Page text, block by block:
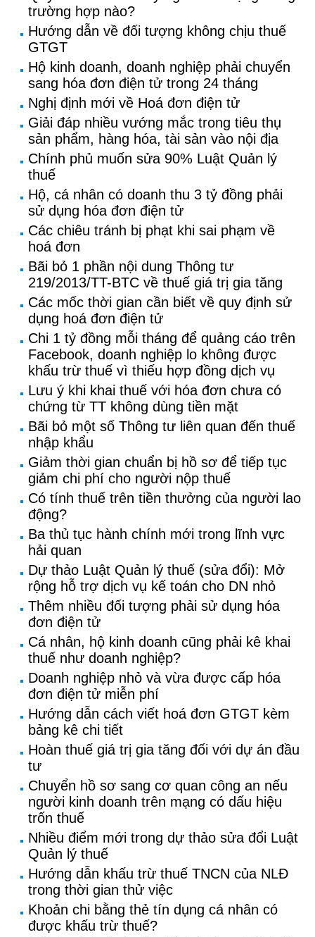
trường hợp nào?
Hướng dẫn về đối tượng không chịu thuế
GTGT
Hộ kinh doanh, doanh nghiệp phải chuyển
sang hóa đơn điện tử trong 24 tháng
Nghị định mới về Hoá đơn điện tử
Giải đáp nhiều vướng mắc trong tiêu thụ
sản phẩm, hàng hóa, tài sản vào nội địa
Chính phủ muốn sửa 90% Luật Quản lý
thuế
Hộ, cá nhân có doanh thu 3 tỷ đồng phải
sử dụng hóa đơn điện tử
Các chiêu tránh bị phạt khi sai phạm về
hoá đơn
Bãi bỏ 1 phần nội dung Thông tư
219/2013/TT-BTC về thuế giá trị gia tăng
Các mốc thời gian cần biết về quy định sử
dụng hoá đơn điện tử
Chi 1 tỷ đồng mỗi tháng để quảng cáo trên
Facebook, doanh nghiệp lo không được
khấu trừ thuế vì thiếu hợp đồng dịch vụ
Lưu ý khi khai thuế với hóa đơn chưa có
chứng từ TT không dùng tiền mặt
Bãi bỏ một số Thông tư liên quan đến thuế
nhập khẩu
Giảm thời gian chuẩn bị hồ sơ để tiếp tục
giảm chi phí cho người nộp thuế
Có tính thuế trên tiền thưởng của người lao
động?
Ba thủ tục hành chính mới trong lĩnh vực
hải quan
Dự thảo Luật Quản lý thuế (sửa đổi): Mở
rộng hỗ trợ dịch vụ kế toán cho DN nhỏ
Thêm nhiều đối tượng phải sử dụng hóa
đơn điện tử
Cá nhân, hộ kinh doanh cũng phải kê khai
thuế như doanh nghiệp?
Doanh nghiệp nhỏ và vừa được cấp hóa
đơn điện tử miễn phí
Hướng dẫn cách viết hoá đơn GTGT kèm
bảng kê chi tiết
Hoàn thuế giá trị gia tăng đối với dự án đầu
tư
Chuyển hồ sơ sang cơ quan công an nếu
người kinh doanh trên mạng có dấu hiệu
trốn thuế
Nhiều điểm mới trong dự thảo sửa đổi Luật
Quản lý thuế
Hướng dẫn khấu trừ thuế TNCN của NLĐ
trong thời gian thử việc
Khoản chi bằng thẻ tín dụng cá nhân có
được khấu trừ thuế?